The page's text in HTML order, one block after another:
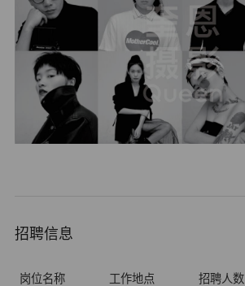
招聘信息
岗位名称 工作地点 招聘人数